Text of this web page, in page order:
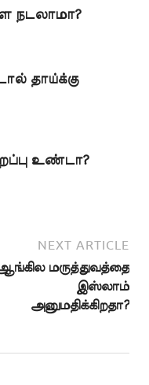
எழுப்பியவன்…
நடலாமா?
தாய்க்கு
உண்டா?
NEXT ARTICLE
மருத்துவத்தை
இஸ்லாம்
அனுமதிக்கிறதா?